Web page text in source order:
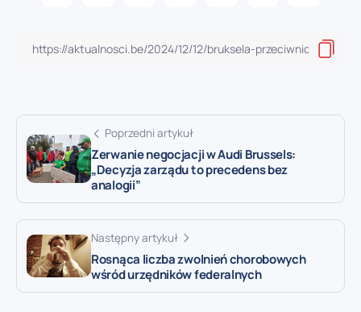
Poprzedni artykuł
Zerwanie negocjacji w Audi Brussels:
„Decyzja zarządu to precedens bez
analogii”
Następny artykuł
Rosnąca liczba zwolnień chorobowych
wśród urzędników federalnych